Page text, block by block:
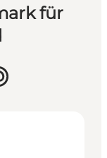
für